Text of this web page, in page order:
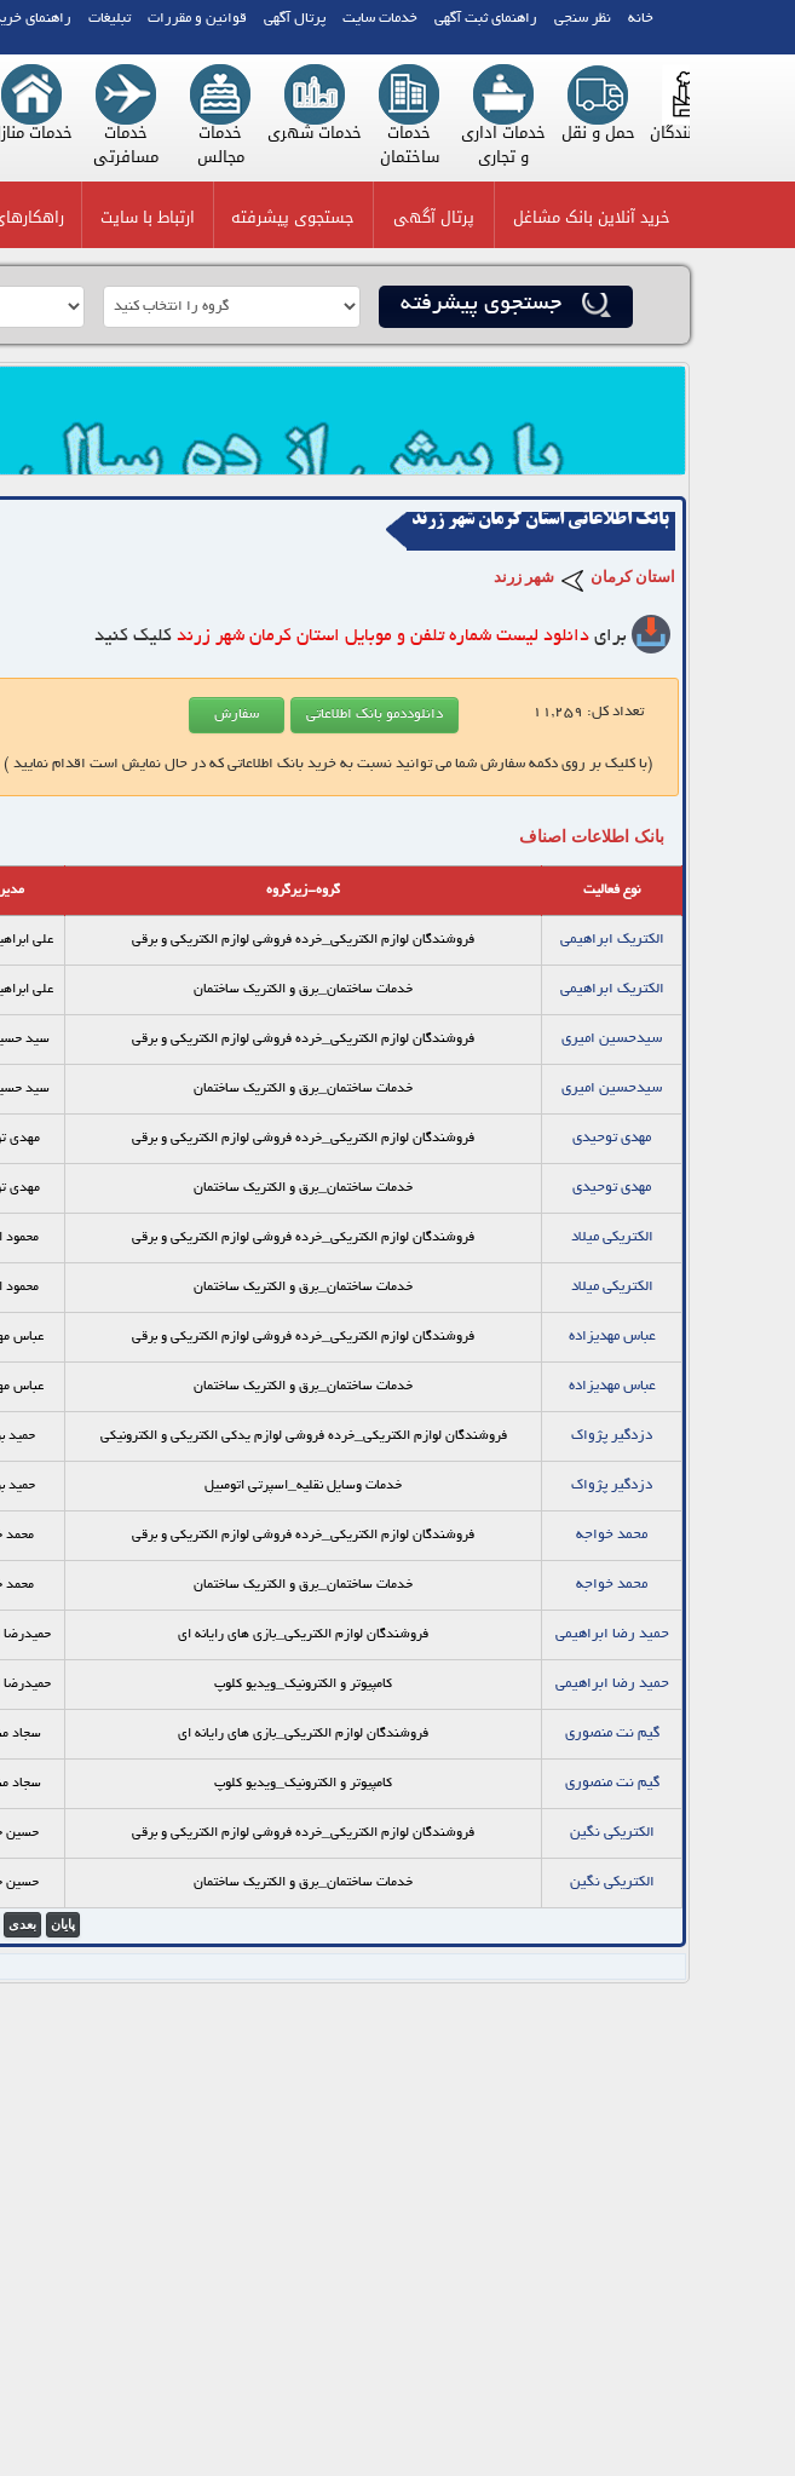
خانه نظر سنجی راهنمای ثبت آگهی خدمات سایت پرتال آگهی قوانین و مقررات تبلیغات راهنمای
فروشان)
تولیدکنندگان حمل و نقل خدمات اداری
و تجاری
خدمات
ساختمان
خدمات شهری
مجالس
خدمات
مسافرتی
خرید آنلاین بانک مشاغل پرتال آگهی جستجوی پیشرفته ارتباط با سایت
icon جستجوی پیشرفته
بانک اطلاعاتی استان کرمان شهر زرند
استان کرمان شهر زرند
برای دانلود لیست شماره تلفن و موبایل استان کرمان شهر زرند کلیک کنید
تعداد کل: 11,259
(با کلیک بر روی دکمه سفارش شما می توانید نسبت به خرید بانک اطلاعاتی که در حال نمایش است اقدام نمایید )
بانک اطلاعات اصناف
نوع فعالیت گروه-زیرگروه
الكتريك ابراهيمي فروشندگان لوازم الکتریکی_خرده فروشي لوازم الكتريكي و برقي علی
الكتريك ابراهيمي خدمات ساختمان_برق و الکتریک ساختمان علی
سیدحسین امیری فروشندگان لوازم الکتریکی_خرده فروشي لوازم الكتريكي و برقي سید
سیدحسین امیری خدمات ساختمان_برق و الکتریک ساختمان سید
مهدی توحیدی فروشندگان لوازم الکتریکی_خرده فروشي لوازم الكتريكي و برقي مهدی
مهدی توحیدی خدمات ساختمان_برق و الکتریک ساختمان مهدی
الكتريكي ميلاد فروشندگان لوازم الکتریکی_خرده فروشي لوازم الكتريكي و برقي محمود
الكتريكي ميلاد خدمات ساختمان_برق و الکتریک ساختمان محمود
عباس مهدیزاده فروشندگان لوازم الکتریکی_خرده فروشي لوازم الكتريكي و برقي عباس
عباس مهدیزاده خدمات ساختمان_برق و الکتریک ساختمان عباس
دزدگير پژواك فروشندگان لوازم الکتریکی_خرده فروشي لوازم يدكي الكتريكي و الكترونيكي حمید
دزدگير پژواك خدمات وسایل نقلیه_اسپرتی اتومبیل حمید
محمد خواجه فروشندگان لوازم الکتریکی_خرده فروشي لوازم الكتريكي و برقي محمد
محمد خواجه خدمات ساختمان_برق و الکتریک ساختمان محمد
حمید رضا ابراهیمی فروشندگان لوازم الکتریکی_بازي هاي رايانه اي حمیدرضا
حمید رضا ابراهیمی کامپیوتر و الکترونیک_ویدیو کلوپ حمیدرضا
گيم نت منصوري فروشندگان لوازم الکتریکی_بازي هاي رايانه اي سجاد
گيم نت منصوري کامپیوتر و الکترونیک_ویدیو کلوپ سجاد
الكتريكي نگين فروشندگان لوازم الکتریکی_خرده فروشي لوازم الكتريكي و برقي حسین
الكتريكي نگين خدمات ساختمان_برق و الکتریک ساختمان حسین
بعدی پایان